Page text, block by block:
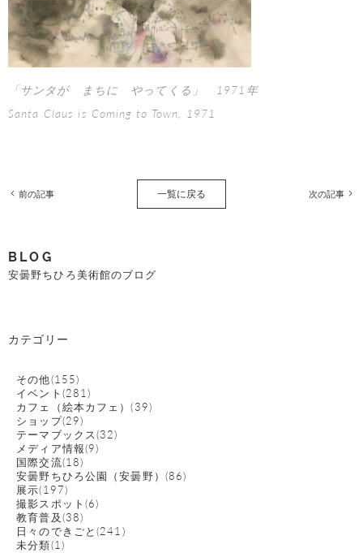
「サンタが まちに やってくる」 1971年
Santa Claus is Coming to Town, 1971
前の記事 一覧に戻る 次の記事
BLOG
安曇野ちひろ美術館のブログ
カテゴリー
その他(155)
イベント(281)
カフェ（絵本カフェ）(39)
ショップ(29)
テーマブックス(32)
メディア情報(9)
国際交流(18)
安曇野ちひろ公園（安曇野）(86)
展示(197)
撮影スポット(6)
教育普及(38)
日々のできごと(241)
未分類(1)